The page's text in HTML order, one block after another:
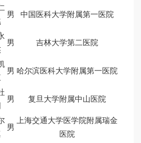
男 中国医科大学附属第一医院
男 吉林大学第二医院
男 哈尔滨医科大学附属第一医院
男 复旦大学附属中山医院
男
上海交通大学医学院附属瑞金
医院